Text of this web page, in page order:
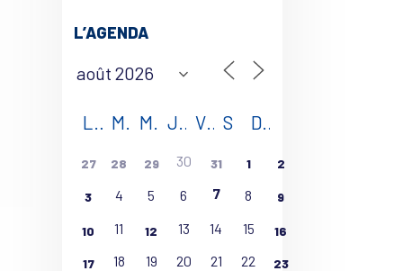
L’AGENDA
L M M J V S D
27 28 29 30 31 1 2
3 4 5 6 7 8 9
10 11 12 13 14 15 16
17 18 19 20 21 22 23